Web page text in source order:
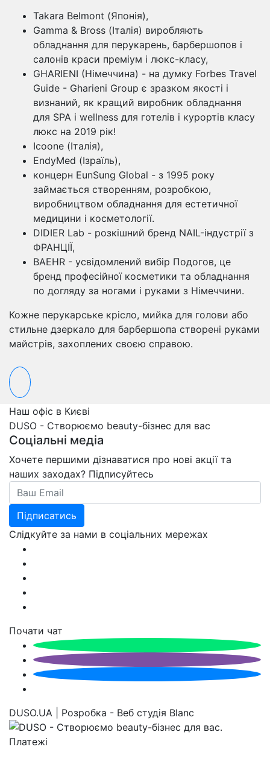
Takara Belmont (Японія),
Gamma & Bross (Італія) виробляють
обладнання для перукарень, барбершопов і
салонів краси преміум і люкс-класу,
GHARIENI (Німеччина) - на думку Forbes Travel
Guide - Gharieni Group є зразком якості і
визнаний, як кращий виробник обладнання
для SPA і wellness для готелів і курортів класу
люкс на 2019 рік!
Icoone (Італія),
EndyMed (Ізраїль),
концерн EunSung Global - з 1995 року
займається створенням, розробкою,
виробництвом обладнання для естетичної
медицини і косметології.
DIDIER Lab - розкішний бренд NAIL-індустрії з
ФРАНЦІЇ,
BAEHR - усвідомлений вибір Подогов, це
бренд професійної косметики та обладнання
по догляду за ногами і руками з Німеччини.
Кожне перукарське крісло, мийка для голови або
стильне дзеркало для барбершопа створені руками
майстрів, захоплених своєю справою.
Наш офіс в Києві
DUSO - Створюємо beauty-бізнес для вас
Соціальні медіа
Хочете першими дізнаватися про нові акції та
наших заходах? Підписуйтесь
Email
Підписатись
Слідкуйте за нами в соціальних мережах
Почати чат
DUSO.UA | Розробка - Веб студія Blanc